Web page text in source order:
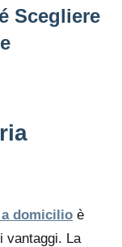
Scegliere
domicilio è
vantaggi. La